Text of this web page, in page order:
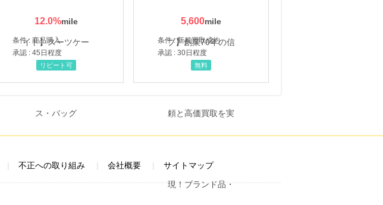
12.0%
条件 : 商品購入
承認 : 45日程度
リピート可
5,600
条件 : 新規買取成約
承認 : 30日程度
無料
不正への取り組み 会社概要 サイトマップ